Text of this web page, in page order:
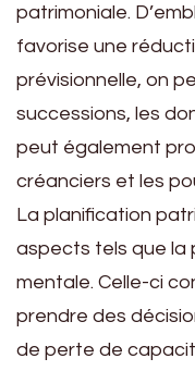
patrimoniale.
favorise une
prévisionnelle, on
successions, les
peut également
créanciers et les
La planification
aspects tels que la
mentale. Celle-ci
prendre des
de perte de